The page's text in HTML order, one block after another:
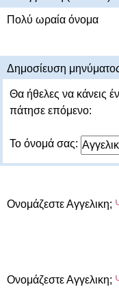
Πολύ ωραία όνομα
Δημοσίευση
Θα ήθελες να κάνεις
πάτησε επόμενο:
Το όνομά σας:
Ονομάζεστε Αγγελικη;
Ονομάζεστε Αγγελικη;